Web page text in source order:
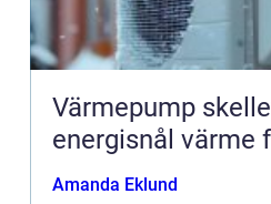
Värmepump
energisnål värme
Amanda Eklund